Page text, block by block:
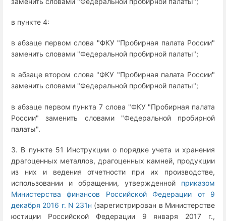
в пункте 4:
в абзаце первом слова "ФКУ "Пробирная палата России"
заменить словами "Федеральной пробирной палаты";
в абзаце втором слова "ФКУ "Пробирная палата России"
заменить словами "Федеральной пробирной палаты";
в абзаце первом пункта 7 слова "ФКУ "Пробирная палата
России" заменить словами "Федеральной пробирной
палаты".
3. В пункте 51 Инструкции о порядке учета и хранения
драгоценных металлов, драгоценных камней, продукции
из них и ведения отчетности при их производстве,
использовании и обращении, утвержденной приказом
Министерства финансов Российской Федерации от 9
декабря 2016 г. N 231н (зарегистрирован в Министерстве
юстиции Российской Федерации 9 января 2017 г.,